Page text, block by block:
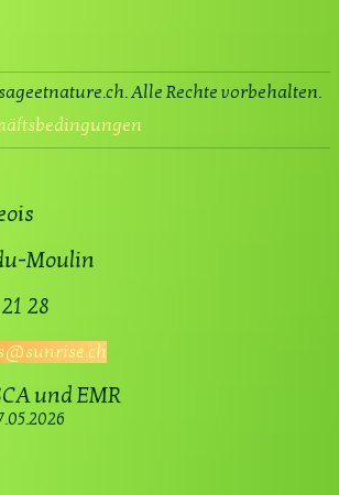
Alle Rechte vorbehalten.
Moulin
28
und EMR